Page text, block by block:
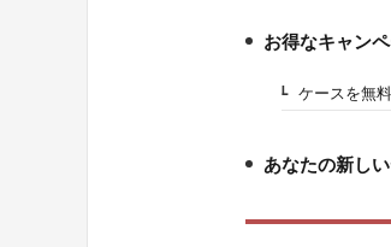
3.
お得なキャン
3-1.ケースを無
4.
あなたの新し